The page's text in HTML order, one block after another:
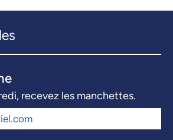
recevez les manchettes.